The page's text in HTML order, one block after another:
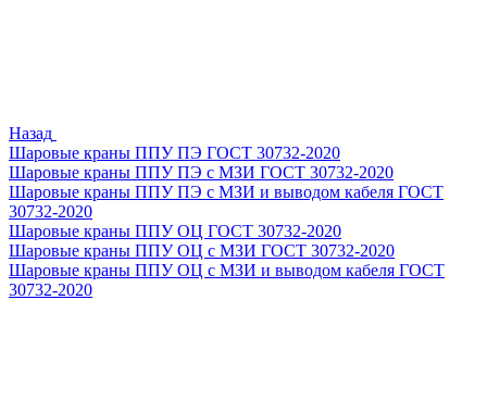
Назад
Шаровые краны ППУ ПЭ ГОСТ 30732-2020
Шаровые краны ППУ ПЭ с МЗИ ГОСТ 30732-2020
Шаровые краны ППУ ПЭ с МЗИ и выводом кабеля ГОСТ
30732-2020
Шаровые краны ППУ ОЦ ГОСТ 30732-2020
Шаровые краны ППУ ОЦ с МЗИ ГОСТ 30732-2020
Шаровые краны ППУ ОЦ с МЗИ и выводом кабеля ГОСТ
30732-2020